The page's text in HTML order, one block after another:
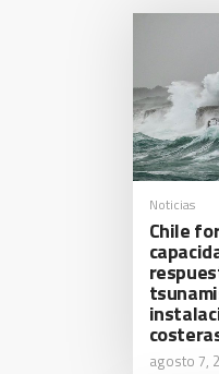
Noticias
Chile
agosto 7,